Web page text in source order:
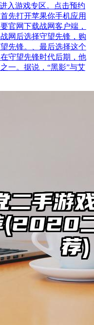
入游戏专区。点击预约
先打开苹果你手机应用
官网下载战网客户端，
网后选择守望先锋，购
先锋。、最后选择这个
守望先锋时代后期，他
一。据说，“黑影”与艾